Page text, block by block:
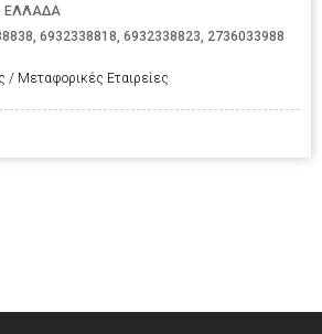
ΕΛΛΑΔΑ
, 6932338818, 6932338823, 2736033988
/ Μεταφορικές Εταιρείες